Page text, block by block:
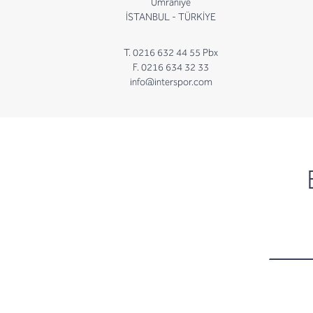
İSTANBUL - TÜRKİYE
T. 0216 632 44 55 Pbx
F. 0216 634 32 33
info@interspor.com